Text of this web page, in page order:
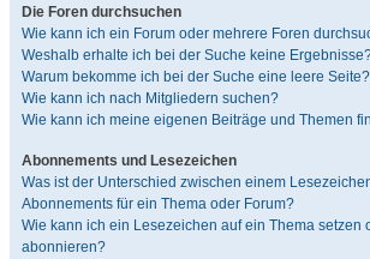
Die Foren durchsuchen
Wie kann ich ein Forum oder mehrere Foren
Weshalb erhalte ich bei der Suche keine
Warum bekomme ich bei der Suche eine leere Seite?
Wie kann ich nach Mitgliedern suchen?
Wie kann ich meine eigenen Beiträge und Themen
Abonnements und Lesezeichen
Was ist der Unterschied zwischen einem
Abonnements für ein Thema oder Forum?
Wie kann ich ein Lesezeichen auf ein Thema setzen
abonnieren?